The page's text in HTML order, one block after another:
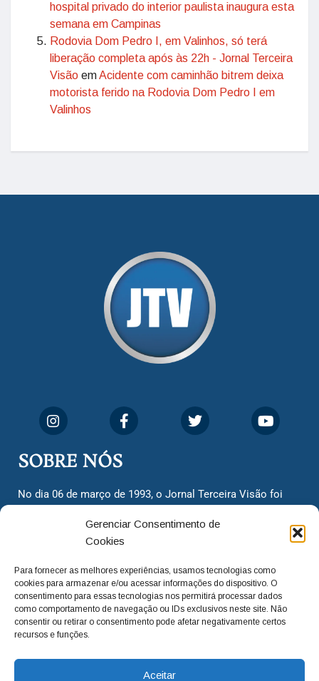
Gerenciar Consentimento de
Cookies
Para fornecer as melhores experiências, usamos tecnologias como
cookies para armazenar e/ou acessar informações do dispositivo. O
consentimento para essas tecnologias nos permitirá processar dados
como comportamento de navegação ou IDs exclusivos neste site. Não
consentir ou retirar o consentimento pode afetar negativamente certos
recursos e funções.
Aceitar
hospital privado do interior paulista inaugura esta
semana em Campinas
Rodovia Dom Pedro I, em Valinhos, só terá
liberação completa após às 22h - Jornal Terceira
Visão emAcidente com caminhão bitrem deixa
motorista ferido na Rodovia Dom Pedro I em
Valinhos
SOBRE NÓS
No dia 06 de março de 1993, o Jornal Terceira Visão foi
cidadãos valinhenses, já que naquela época só existiam
dois jornais. Há mais de 30 anos, o jornal continua
com o foco de trazer as melhores notícias. Nunca
deixamos de lado as necessidades do cidadão, sempre
questionando os órgãos públicos em busca de melhorias
para a cidade e sempre cobrando resoluções para casos